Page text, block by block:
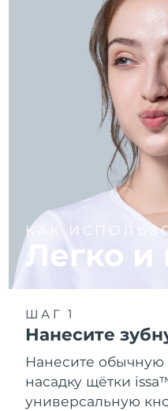
КАК
Легко и
ШАГ 1
Нанесите
Нанесите обычную
насадку щётки
универсальную